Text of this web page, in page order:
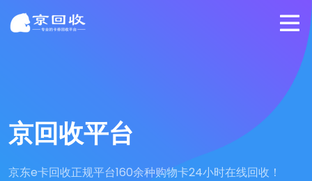
京回收平台
京东e卡回收正规平台160余种购物卡24小时在线回收！